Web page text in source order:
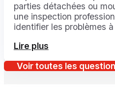
parties détachées ou
une inspection
identifier les problèmes
Lire plus
Voir toutes les